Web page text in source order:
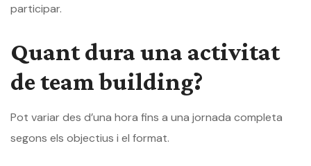
participar.
Quant dura una activitat
de team building?
Pot variar des d’una hora fins a una jornada completa
segons els objectius i el format.